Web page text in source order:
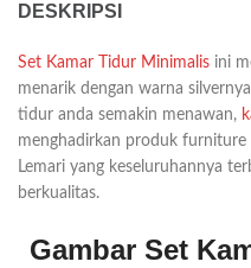
DESKRIPSI
Set Kamar Tidur Minimalis ini
menarik dengan warna
tidur anda semakin menawan,
menghadirkan produk furniture
Lemari yang keseluruhannya
berkualitas.
Gambar Set